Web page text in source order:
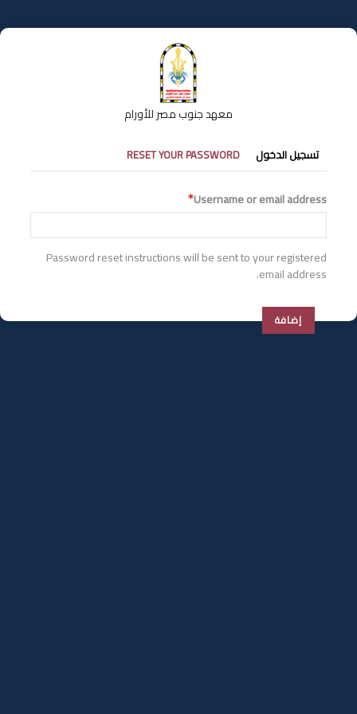
إلى
المحتوى
معهد جنوب مصر للأورام
التبويبات
الأساسية
تسجيل الدخول RESET YOUR PASSWORD
Username or email address
Password reset instructions will be sent to your registered
email address.